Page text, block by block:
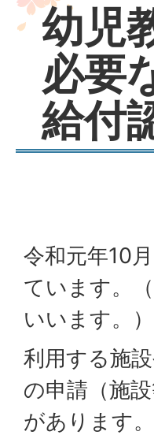
幼児
必要
給付
令和元年10
ています。
いいます。）
利用する施
の申請（施
があります